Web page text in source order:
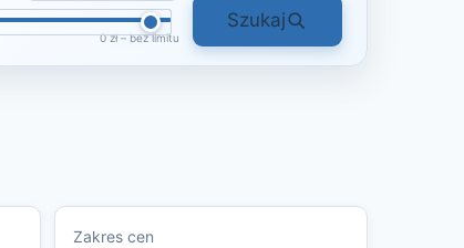
0 zł – bez limitu
Szukaj
Zakres cen